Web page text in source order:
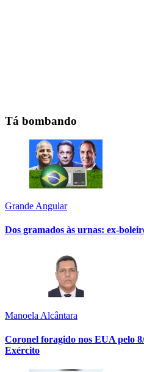
Tá bombando
Grande Angular
Dos gramados às urnas: ex-
Manoela Alcântara
Coronel foragido nos EUA pelo
Exército